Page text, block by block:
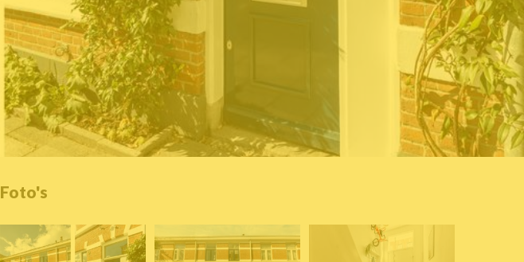
Foto's